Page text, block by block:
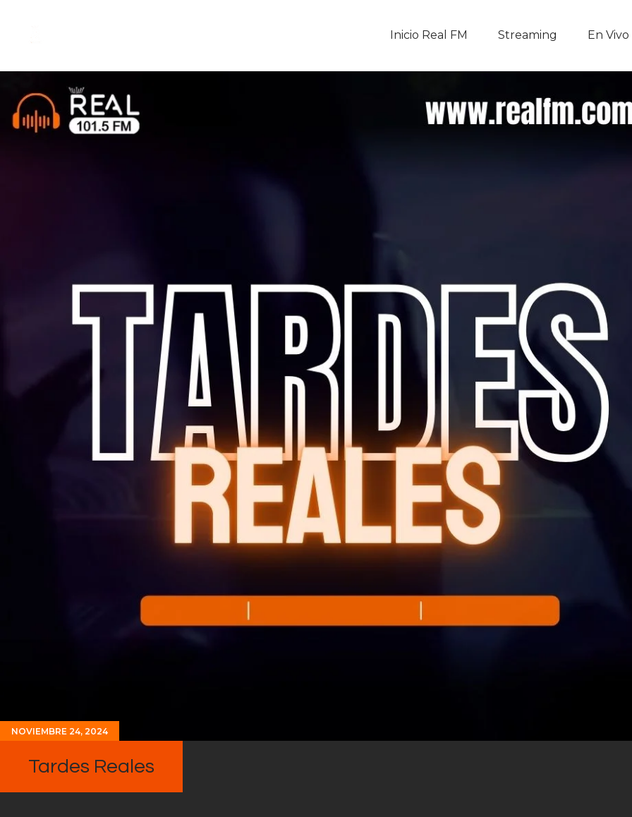
Inicio Real FM Streaming En Vivo
Descarga La APP
Sobre Nosotros
Contactos
NOVIEMBRE 24, 2024
Tardes Reales